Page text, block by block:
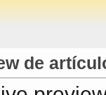
de